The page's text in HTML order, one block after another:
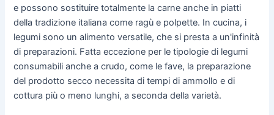
e possono sostituire totalmente la carne anche in piatti
della tradizione italiana come ragù e polpette. In cucina, i
legumi sono un alimento versatile, che si presta a un'infinità
di preparazioni. Fatta eccezione per le tipologie di legumi
consumabili anche a crudo, come le fave, la preparazione
del prodotto secco necessita di tempi di ammollo e di
cottura più o meno lunghi, a seconda della varietà.